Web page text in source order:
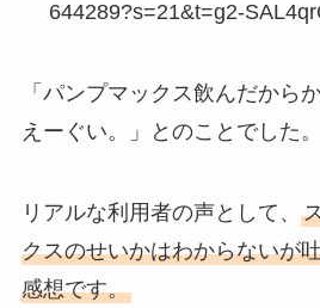
644289?s=21&t=g2-
「パンプマックス飲んだから
えーぐい。」とのことでした。
リアルな利用者の声として、
クスのせいかはわからないが
感想です。